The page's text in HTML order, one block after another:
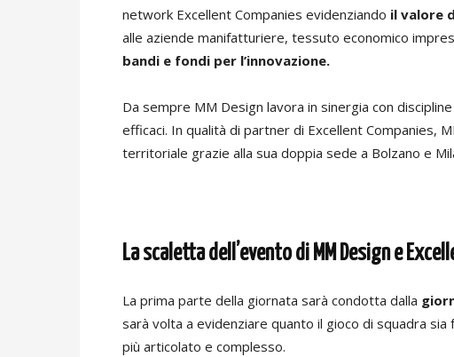
network Excellent Companies evidenziando il valore
alle aziende manifatturiere, tessuto economico
bandi e fondi per l’innovazione.
Da sempre MM Design lavora in sinergia con
efficaci. In qualità di partner di Excellent Companies,
territoriale grazie alla sua doppia sede a Bolzano e
La scaletta dell’evento di MM Design e
La prima parte della giornata sarà condotta dalla
sarà volta a evidenziare quanto il gioco di squadra
più articolato e complesso.